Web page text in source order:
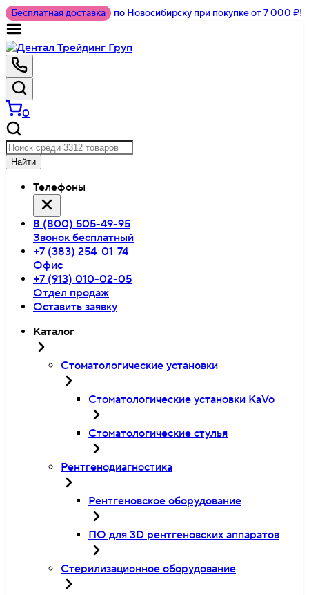
Бесплатная доставка по Новосибирску при покупке от 7 000 ₽!
0
Найти
Телефоны
8 (800) 505-49-95
Звонок бесплатный
+7 (383) 254-01-74
Офис
+7 (913) 010-02-05
Отдел продаж
Оставить заявку
Каталог
Стоматологические установки
Стоматологические установки KaVo
Стоматологические стулья
Рентгенодиагностика
Рентгеновское оборудование
ПО для 3D рентгеновских аппаратов
Стерилизационное оборудование